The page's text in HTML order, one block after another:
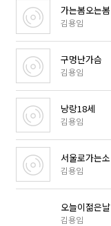
가는봄오는봄
김용임
구멍난가슴
김용임
낭랑18세
김용임
서울로가는소
김용임
오늘이젊은날
김용임